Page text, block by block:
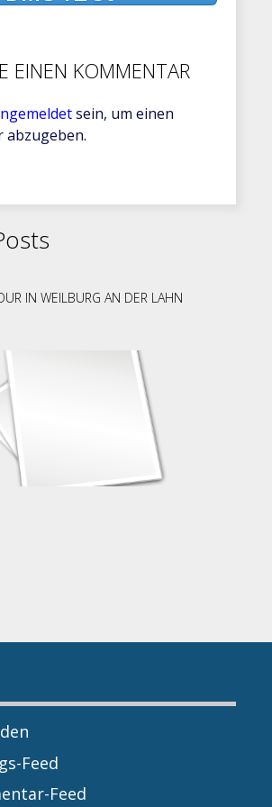
EINEN KOMMENTAR
sein, um einen
abzugeben.
IN WEILBURG AN DER LAHN
Feed
Feed